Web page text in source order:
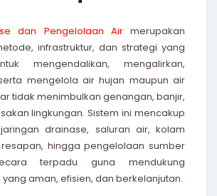
dan Pengelolaan Airmerupakan
infrastruktur, dan strategi yang
mengendalikan, mengalirkan,
mengelola air hujan maupun air
tidak menimbulkan genangan, banjir,
lingkungan. Sistem ini mencakup
drainase, saluran air, kolam
hingga pengelolaan sumber
terpadu guna mendukung
aman, efisien, dan berkelanjutan.